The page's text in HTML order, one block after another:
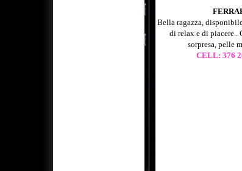
Bella ragazza,
di relax e di piacere..
sorpresa, pelle
CELL: 376